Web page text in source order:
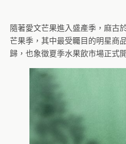
隨著愛文芒果進入盛產季，麻古
芒果季，其中最受矚目的明星商
歸，也象徵夏季水果飲市場正式